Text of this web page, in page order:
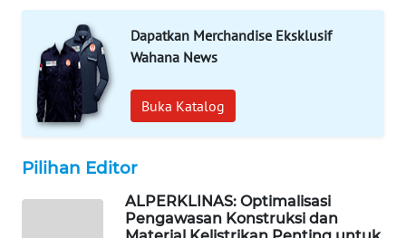
Dapatkan Merchandise Eksklusif
Wahana News
Buka Katalog
Pilihan Editor
ALPERKLINAS: Optimalisasi
Pengawasan Konstruksi dan
SPORT
WAHANA
UMKM
WAHANA
WAHANA